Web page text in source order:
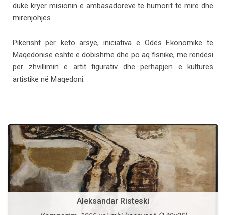
duke kryer misionin e ambasadorëve të humorit të mirë dhe
mirënjohjes.
Pikërisht për këto arsye, iniciativa e Odës Ekonomike të
Maqedonisë është e dobishme dhe po aq fisnike, me rëndësi
për zhvillimin e artit figurativ dhe përhapjen e kulturës
artistike në Maqedoni.
Aleksandar Risteski
B. Zendelski
V. Vlahovic